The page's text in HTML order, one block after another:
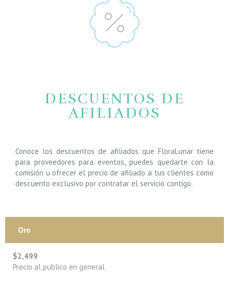
DESCUENTOS DE
AFILIADOS
Conoce los descuentos de afiliados que FloraLunar tiene
para proveedores para eventos, puedes quedarte con la
comisión u ofrecer el precio de afiliado a tus clientes como
descuento exclusivo por contratar el servicio contigo.
Oro
$2,499
Precio al publico en general